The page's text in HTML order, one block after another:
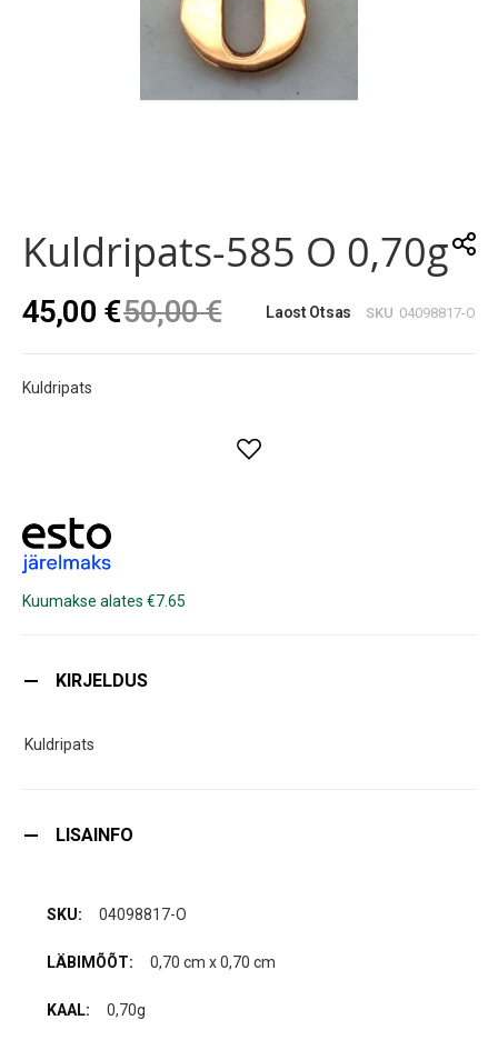
beginning
of
images
gallery
Kuldripats-585 O 0,70g
45,00 €50,00 € Laost Otsas SKU 04098817-O
Kuldripats
Kuumakse alates €7.65
KIRJELDUS
Kuldripats
LISAINFO
04098817-O
0,70 cm x 0,70 cm
0,70g